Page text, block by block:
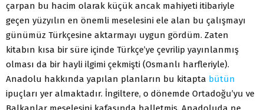
çarpan bu hacim olarak küçük ancak mahiyeti itibariyle
geçen yüzyılın en önemli meselesini ele alan bu çalışmayı
günümüz Türkçesine aktarmayı uygun gördüm. Zaten
kitabın kısa bir süre içinde Türkçe’ye çevrilip yayınlanmış
olması da bir hayli ilgimi çekmişti (Osmanlı harfleriyle).
Anadolu hakkında yapılan planların bu kitapta bütün
ipuçları yer almaktadır. İngiltere, o dönemde Ortadoğu’yu ve